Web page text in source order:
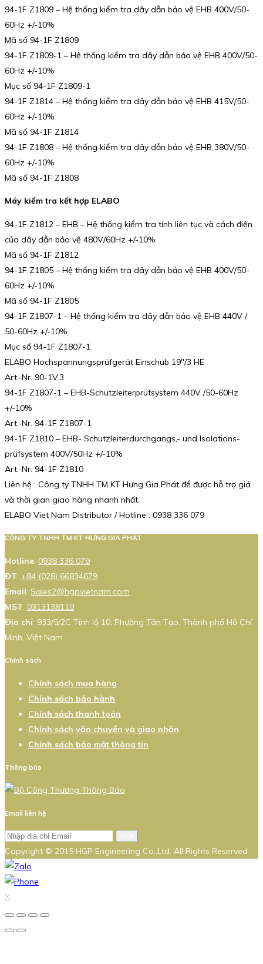
94-1F Z1809 – Hệ thống kiểm tra dây dẫn bảo vệ EHB 400V/50-
60Hz +/-10%
Mã số 94-1F Z1809
94-1F Z1809-1 – Hệ thống kiểm tra dây dẫn bảo vệ EHB 400V/50-
60Hz +/-10%
Mục số 94-1F Z1809-1
94-1F Z1814 – Hệ thống kiểm tra dây dẫn bảo vệ EHB 415V/50-
60Hz +/-10%
Mã số 94-1F Z1814
94-1F Z1808 – Hệ thống kiểm tra dây dẫn bảo vệ EHB 380V/50-
60Hz +/-10%
Mã số 94-1F Z1808
Máy kiểm tra kết hợp ELABO
94-1F Z1812 – EHB – Hệ thống kiểm tra tính liên tục và cách điện
của dây dẫn bảo vệ 480V/60Hz +/-10%
Mã số 94-1F Z1812
94-1F Z1805 – Hệ thống kiểm tra dây dẫn bảo vệ EHB 400V/50-
60Hz +/-10%
Mã số 94-1F Z1805
94-1F Z1807-1 – Hệ thống kiểm tra dây dẫn bảo vệ EHB 440V /
50-60Hz +/-10%
Mục số 94-1F Z1807-1
ELABO Hochspannungsprüfgerät Einschub 19″/3 HE
Art.-Nr. 90-1V.3
94-1F Z1807-1 – EHB-Schutzleiterprüfsystem 440V /50-60Hz
+/-10%
Art.-Nr. 94-1F Z1807-1
94-1F Z1810 – EHB- Schutzleiterdurchgangs,- und Isolations-
prüfsystem 400V/50Hz +/-10%
Art.-Nr. 94-1F Z1810
Liên hệ : Công ty TNHH TM KT Hưng Gia Phát để được hỗ trợ giá
và thời gian giao hàng nhanh nhất.
ELABO Viet Nam Distributor / Hotline : 0938 336 079
CÔNG TY TNHH TM KT HƯNG GIA PHÁT
Hotline: 0938 336 079
ĐT: +84 (028) 66834679
Email: Sales2@hgpvietnam.com
MST: 0313138119
Địa chỉ: 933/5/2C Tỉnh lộ 10, Phường Tân Tạo, Thành phố Hồ Chí
Minh, Việt Nam.
Chính sách
Chính sách mua hàng
Chính sách bảo hành
Chính sách thanh toán
Chính sách vận chuyển và giao nhận
Chính sách bảo mật thông tin
Thông báo
Email liên hệ
Copyright © 2015 HGP Engineering Co.,Ltd. All Rights Reserved
X